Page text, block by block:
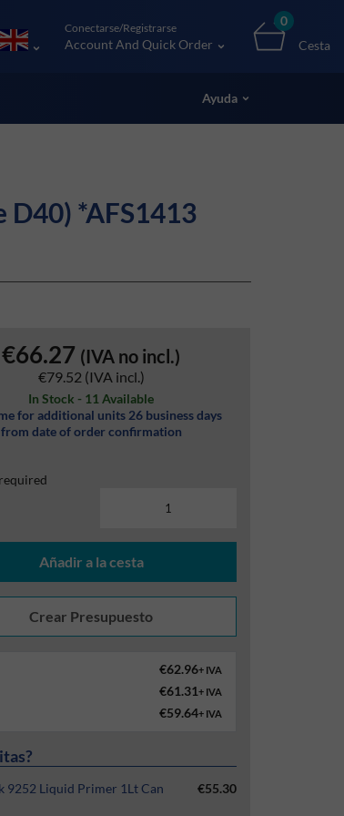
Conectarse/Registrarse
Account And Quick Order
0
Cesta
Ayuda
*AFS1413
€66.27 (IVA no incl.)
€79.52 (IVA incl.)
In Stock - 11 Available
for additional units 26 business days
from date of order confirmation
Añadir a la cesta
€62.96+ IVA
€61.31+ IVA
€59.64+ IVA
9252 Liquid Primer 1Lt Can €55.30